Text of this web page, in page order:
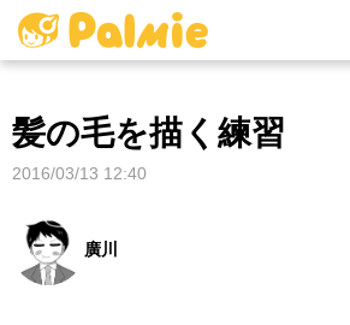
髪の毛を描く練習
2016/03/13 12:40
廣川